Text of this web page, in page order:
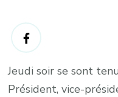
Jeudi soir se sont
Président, vice-